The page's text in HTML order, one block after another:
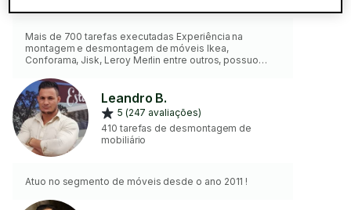
Mais de 700 tarefas executadas Experiência na
montagem e desmontagem de móveis Ikea,
Conforama, Jisk, Leroy Merlin entre outros, possuo
ligações elétricas dos móveis se necessário.
Leandro B.
5 (247 avaliações)
410 tarefas de desmontagem de
mobiliário
Atuo no segmento de móveis desde o ano 2011 !